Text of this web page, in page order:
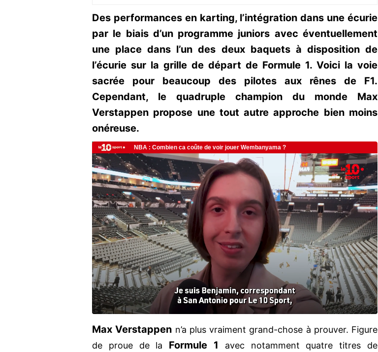
Des performances en karting, l’intégration dans une écurie
par le biais d’un programme juniors avec éventuellement
une place dans l’un des deux baquets à disposition de
l’écurie sur la grille de départ de Formule 1. Voici la voie
sacrée pour beaucoup des pilotes aux rênes de F1.
Cependant, le quadruple champion du monde Max
Verstappen propose une tout autre approche bien moins
onéreuse.
Max Verstappen n’a plus vraiment grand-chose à prouver. Figure
de proue de la Formule 1
avec notamment quatre titres de